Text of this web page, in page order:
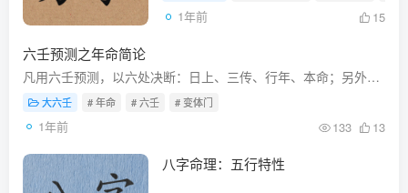
1年前 15
六壬预测之年命简论
凡用六壬预测，以六处决断：日上、三传、行年、本命；另外可兼顾支上、太岁、月建、正时四处；年命就成为壬学运用的二处要紧地方。古人又称年命为“变体门”。所谓的“变体门”实是传统壬学中的...
大六壬 # 年命 # 六壬 # 变体门
1年前 133 13
八字命理：五行特性